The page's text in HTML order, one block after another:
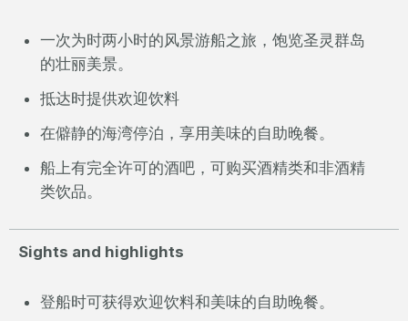
一次为时两小时的风景游船之旅，饱览圣灵群岛
的壮丽美景。
抵达时提供欢迎饮料
在僻静的海湾停泊，享用美味的自助晚餐。
船上有完全许可的酒吧，可购买酒精类和非酒精
类饮品。
Sights and highlights
登船时可获得欢迎饮料和美味的自助晚餐。